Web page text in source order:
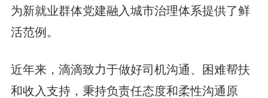
为新就业群体党建融入城市治理体系提供了鲜
活范例。
近年来，滴滴致力于做好司机沟通、困难帮扶
和收入支持，秉持负责任态度和柔性沟通原